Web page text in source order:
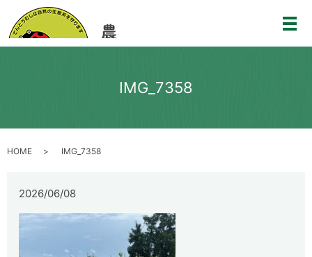
メ
IMG_7358
HOME IMG_7358
2026/06/08